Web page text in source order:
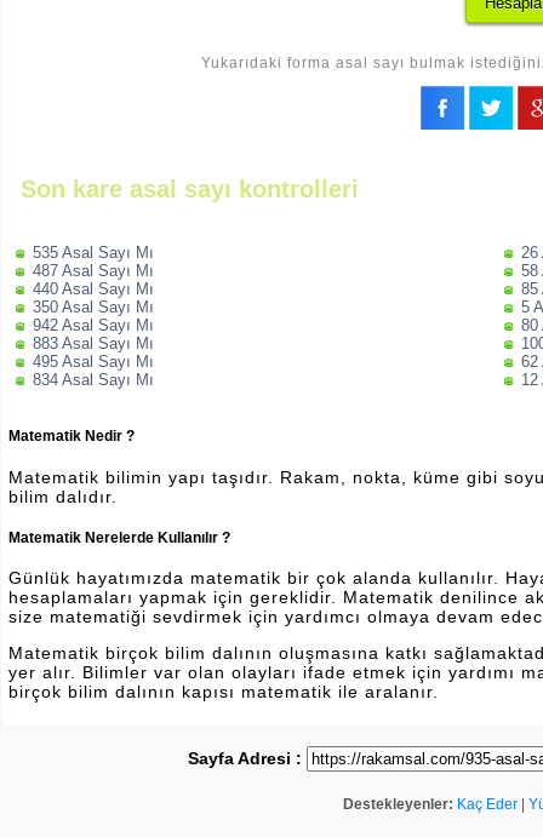
Yukarıdaki forma asal sayı bulmak
Son kare asal sayı kontrolleri
535 Asal Sayı Mı
487 Asal Sayı Mı
440 Asal Sayı Mı
350 Asal Sayı Mı
942 Asal Sayı Mı
883 Asal Sayı Mı
495 Asal Sayı Mı
834 Asal Sayı Mı
26
58
85
5
80
62
12
Matematik Nedir ?
Matematik bilimin yapı taşıdır. Rakam, nokta, küme gibi
bilim dalıdır.
Matematik Nerelerde Kullanılır ?
Günlük hayatımızda matematik bir çok alanda kullanılır.
hesaplamaları yapmak için gereklidir. Matematik denilince
size matematiği sevdirmek için yardımcı olmaya devam
Matematik birçok bilim dalının oluşmasına katkı
yer alır. Bilimler var olan olayları ifade etmek için yardımı
birçok bilim dalının kapısı matematik ile aralanır.
Sayfa Adresi :
Destekleyenler: Kaç Eder